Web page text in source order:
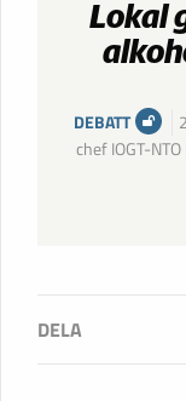
Lokal
DEBATT
chef IOGT-